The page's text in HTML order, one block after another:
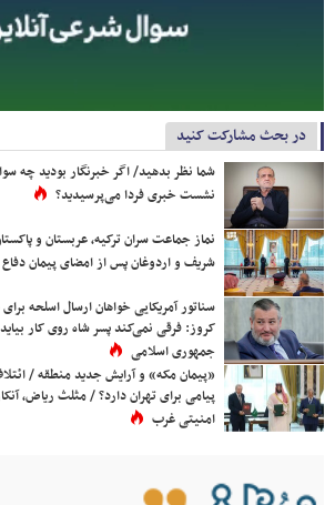
در بحث مشارکت کنید
شما نظر بدهید/ اگر خبرنگار بودید چه
نشست خبری فردا می‌پرسیدید؟
نماز جماعت سران ترکیه، عربستان و
شریف و اردوغان پس از امضای پیمان
سناتور آمریکایی خواهان ارسال اسلحه
کروز: فرقی نمی‌کند پسر شاه روی کار
جمهوری اسلامی
«پیمان مکه» و آرایش جدید منطقه /
پیامی برای تهران دارد؟ / مثلث ریاض،
امنیتی غرب